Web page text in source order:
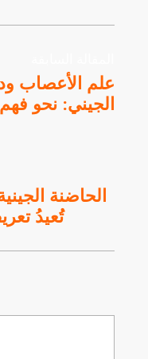
علم الأعصاب
الجيني: نحو
الحاضنة
تُعيدُ